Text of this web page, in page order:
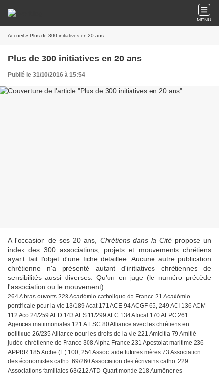
MENU
Accueil » Plus de 300 initiatives en 20 ans
Plus de 300 initiatives en 20 ans
Publié le 31/10/2016 à 15:54
A l'occasion de ses 20 ans, Chrétiens dans la Cité propose un
index des 300 associations, projets et mouvements chrétiens
ayant fait l'objet d'une fiche détaillée. Aucune autre publication
chrétienne n'a présenté autant d'initiatives chrétiennes de
sensibilités aussi diverses. Qu'on en juge (le numéro précède
l'association ou le mouvement) :
264 A bras ouverts 228 Académie catholique de France 21 Académie
pontificale pour la vie 13/189 Acat 171 ACE 94 ACGF 65, 249 ACI 136 ACM
112 Aco 24/259 AED 143 AES 11/299 AFC 134 Afocal 170 AFPC 261
Agences matrimoniales 121 AIESC 80 Alliance avec les chrétiens en
politique 26/235 Alliance pour les droits de la vie 221 Amicitia 79 Amitié
judéo-chrétienne de France 308 Alpha France 231 Apostolat maritime 236
APPRR 185 Arche (L’) 100, 254 Assoc. aide futures mères 73 Association
des économistes catho. 69/260 Association des écrivains catho. 229
Associations familiales 63/212 ATD-Quart monde 218 Aumôneries